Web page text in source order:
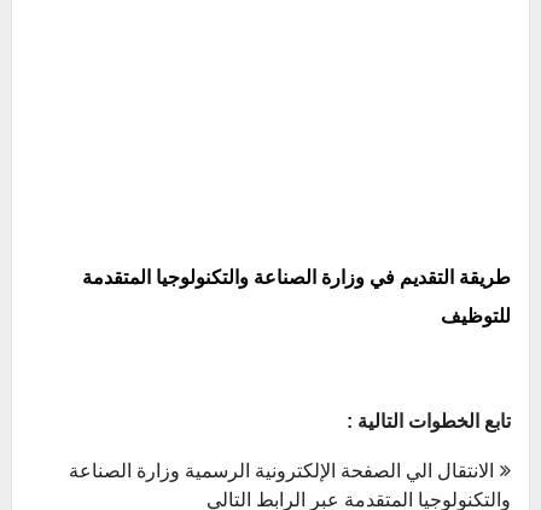
طريقة التقديم في وزارة الصناعة والتكنولوجيا المتقدمة
للتوظيف
تابع الخطوات التالية :
الانتقال الي الصفحة الإلكترونية الرسمية وزارة الصناعة
والتكنولوجيا المتقدمة عبر الرابط التالي